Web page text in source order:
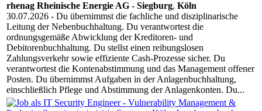
rhenag Rheinische Energie AG - Siegburg, Köln
30.07.2026 - Du übernimmst die fachliche und disziplinarische
Leitung der Nebenbuchhaltung. Du verantwortest die
ordnungsgemäße Abwicklung der Kreditoren- und
Debitorenbuchhaltung. Du stellst einen reibungslosen
Zahlungsverkehr sowie effiziente Cash-Prozesse sicher. Du
verantwortest die Kontenabstimmung und das Management offener
Posten. Du übernimmst Aufgaben in der Anlagenbuchhaltung,
einschließlich Pflege und Abstimmung der Anlagenkonten. Du...